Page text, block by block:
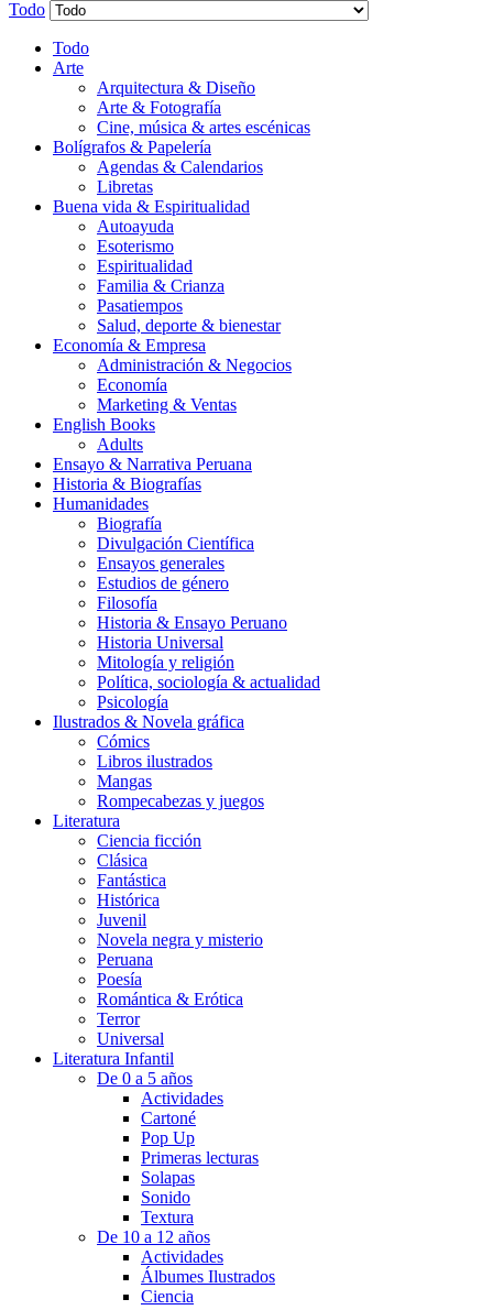
Todo
Todo
Arte
Arquitectura & Diseño
Arte & Fotografía
Cine, música & artes escénicas
Bolígrafos & Papelería
Agendas & Calendarios
Libretas
Buena vida & Espiritualidad
Autoayuda
Esoterismo
Espiritualidad
Familia & Crianza
Pasatiempos
Salud, deporte & bienestar
Economía & Empresa
Administración & Negocios
Economía
Marketing & Ventas
English Books
Adults
Ensayo & Narrativa Peruana
Historia & Biografías
Humanidades
Biografía
Divulgación Científica
Ensayos generales
Estudios de género
Filosofía
Historia & Ensayo Peruano
Historia Universal
Mitología y religión
Política, sociología & actualidad
Psicología
Ilustrados & Novela gráfica
Cómics
Libros ilustrados
Mangas
Rompecabezas y juegos
Literatura
Ciencia ficción
Clásica
Fantástica
Histórica
Juvenil
Novela negra y misterio
Peruana
Poesía
Romántica & Erótica
Terror
Universal
Literatura Infantil
De 0 a 5 años
Actividades
Cartoné
Pop Up
Primeras lecturas
Solapas
Sonido
Textura
De 10 a 12 años
Actividades
Álbumes Ilustrados
Ciencia